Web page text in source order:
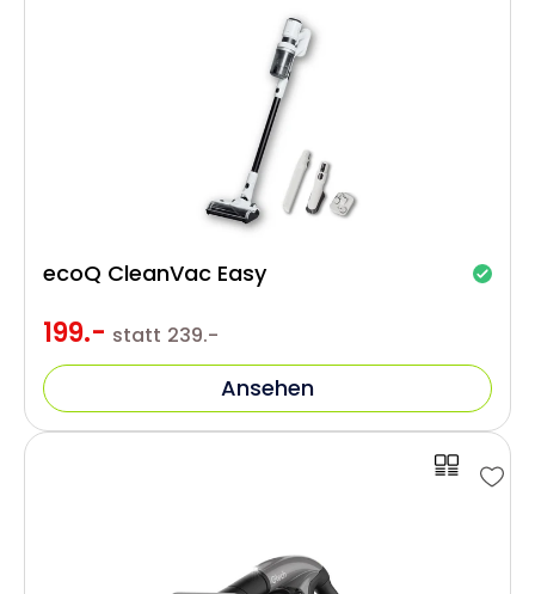
199.- statt 239.-
ecoQ CleanVac Easy
Ansehen